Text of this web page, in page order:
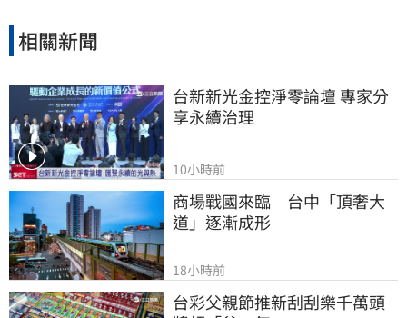
相關新聞
台新新光金控淨零論壇 專家分
享永續治理
10小時前
商場戰國來臨　台中「頂奢大
道」逐漸成形
18小時前
台彩父親節推新刮刮樂千萬頭